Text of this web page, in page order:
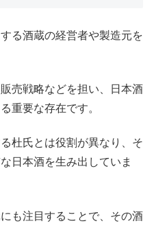
る酒蔵の経営者や製造元を
売戦略などを担い、日本酒
重要な存在です。
杜氏とは役割が異なり、そ
日本酒を生み出していま
も注目することで、その酒